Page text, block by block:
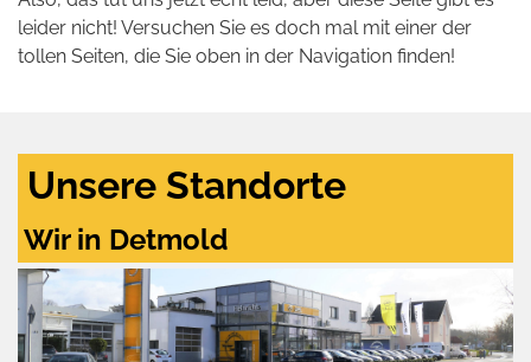
leider nicht! Versuchen Sie es doch mal mit einer der
tollen Seiten, die Sie oben in der Navigation finden!
Unsere Standorte
Wir in Detmold